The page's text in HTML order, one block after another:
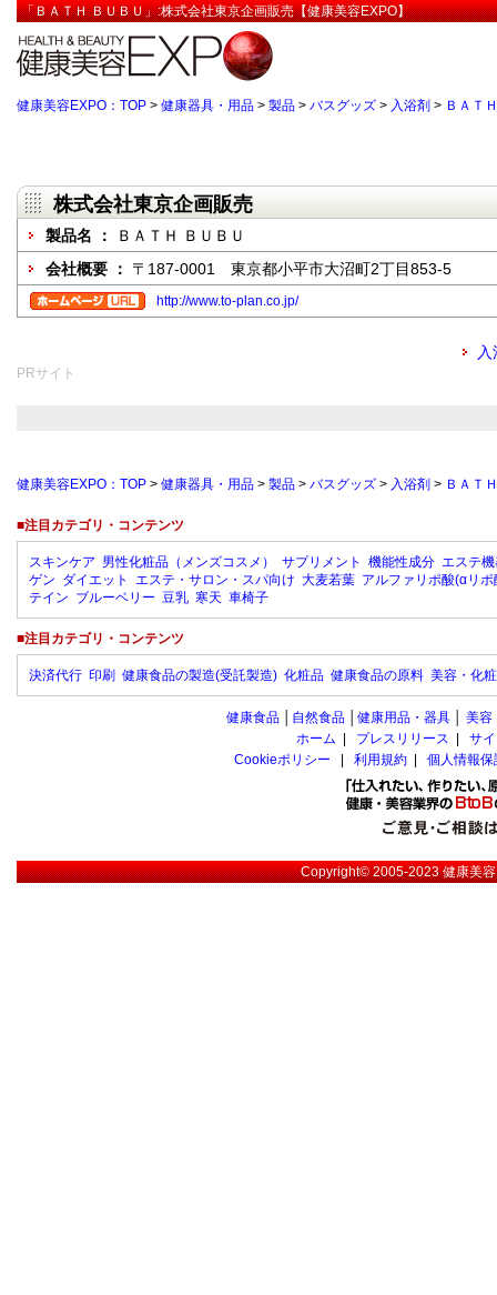
「ＢＡＴＨ ＢＵＢＵ」:株式会社東京企画販売【健康美容EXPO】
健康美容EXPO：TOP > 健康器具・用品 > 製品 > バスグッズ > 入浴剤 > ＢＡＴ
株式会社東京企画販売
製品名 ：
ＢＡＴＨ ＢＵＢＵ
会社概要 ： 〒187-0001 東京都小平市大沼町2丁目853-5
http://www.to-plan.co.jp/
PRサイト
健康美容EXPO：TOP > 健康器具・用品 > 製品 > バスグッズ > 入浴剤 > ＢＡＴ
■注目カテゴリ・コンテンツ
スキンケア 男性化粧品（メンズコスメ） サプリメント 機能性成分 エステ
ゲン ダイエット エステ・サロン・スパ向け 大麦若葉 アルファリポ酸(αリポ
テイン ブルーベリー 豆乳 寒天 車椅子
■注目カテゴリ・コンテンツ
決済代行 印刷 健康食品の製造(受託製造) 化粧品 健康食品の原料 美容・化
健康食品 自然食品 健康用品・器具 美容
ホーム
プレスリリース
サ
Cookieポリシー
利用規約 個人情報
Copyright© 2005-2023健康美